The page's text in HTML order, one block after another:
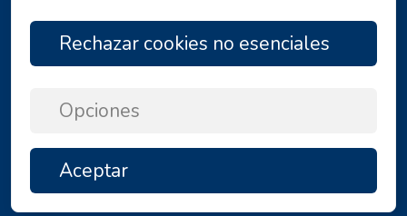
Política de privacidad
Copyright © 2026 by Angelina Tours d.o.o.
Rechazar cookies no esenciales
Opciones
Aceptar